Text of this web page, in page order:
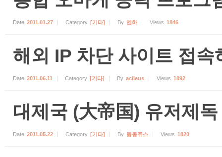
Date 2011.01.27 Category [기타] By 엔하 Views 1846
해외 IP 차단 사이트 접속
Date 2011.06.11 Category [기타] By acileus Views 1892
대제국 (大帝国) 유저제
Date 2011.05.22 Category [기타] By 동동쥬스 Views 1820